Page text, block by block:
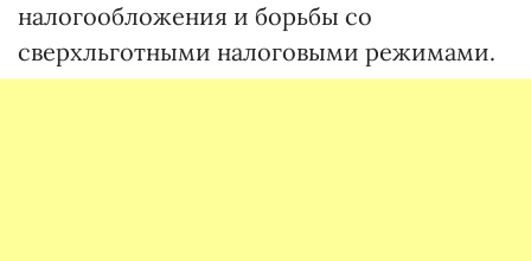
налогообложения и борьбы со
сверхльготными налоговыми режимами.